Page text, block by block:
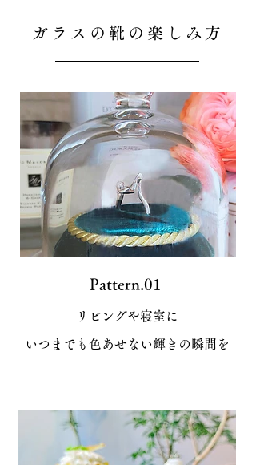
ガラスの靴の楽しみ方
Pattern.01
リビングや寝室に
いつまでも色あせない​輝きの瞬間を